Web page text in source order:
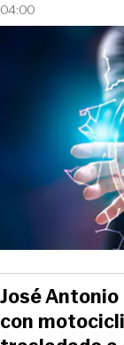
04:00
José
con